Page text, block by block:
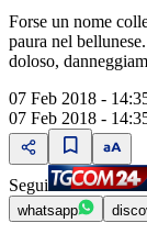
Forse un nome
paura nel
doloso,
07 Feb 2018 -
07 Feb 2018 -
Segui
whatsapp